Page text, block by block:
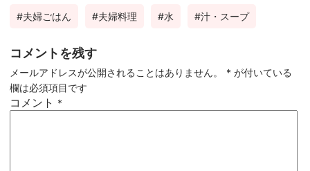
夫婦ごはん 夫婦料理 水 汁・スープ
コメントを残す
メールアドレスが公開されることはありません。 * が付いている
欄は必須項目です
コメント *